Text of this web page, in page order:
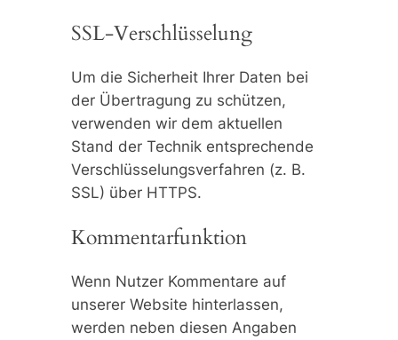
SSL-Verschlüsselung
Um die Sicherheit Ihrer Daten bei
der Übertragung zu schützen,
verwenden wir dem aktuellen
Stand der Technik entsprechende
Verschlüsselungsverfahren (z. B.
SSL) über HTTPS.
Kommentarfunktion
Wenn Nutzer Kommentare auf
unserer Website hinterlassen,
werden neben diesen Angaben